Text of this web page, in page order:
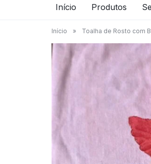
tecnologia
oportunizando
trabalho
decente
para
quem
Início Produtos
Início » Toalha de Rosto com